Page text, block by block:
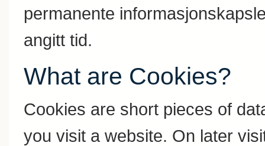
permanente
angitt tid.
What are Cookies?
Cookies are short pieces of
you visit a website. On later